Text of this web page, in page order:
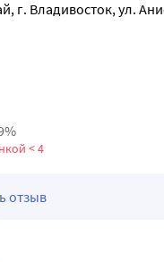
г. Владивосток, ул.
< 4
отзыв